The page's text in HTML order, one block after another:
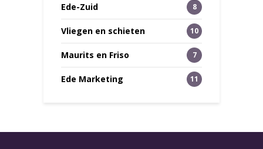
Ede-Zuid 8
Vliegen en schieten 10
Maurits en Friso 7
Ede Marketing 11